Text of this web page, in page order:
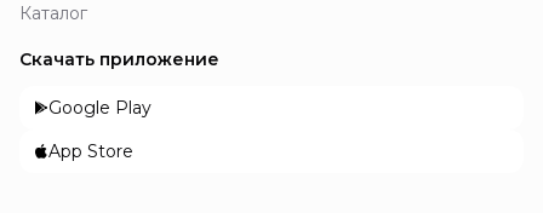
Каталог
Скачать приложение
Google Play
App Store